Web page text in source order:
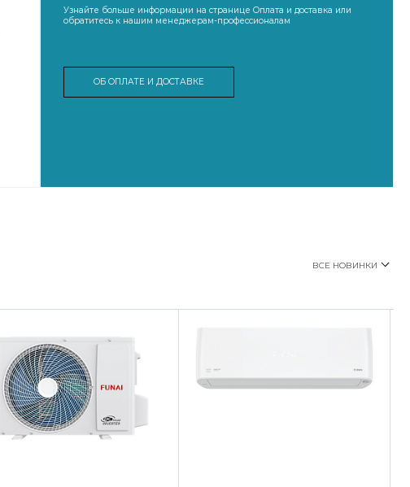
Узнайте больше информации на странице Оплата и доставка или
обратитесь к нашим менеджерам-профессионалам
ОБ ОПЛАТЕ И ДОСТАВКЕ
ВСЕ НОВИНКИ